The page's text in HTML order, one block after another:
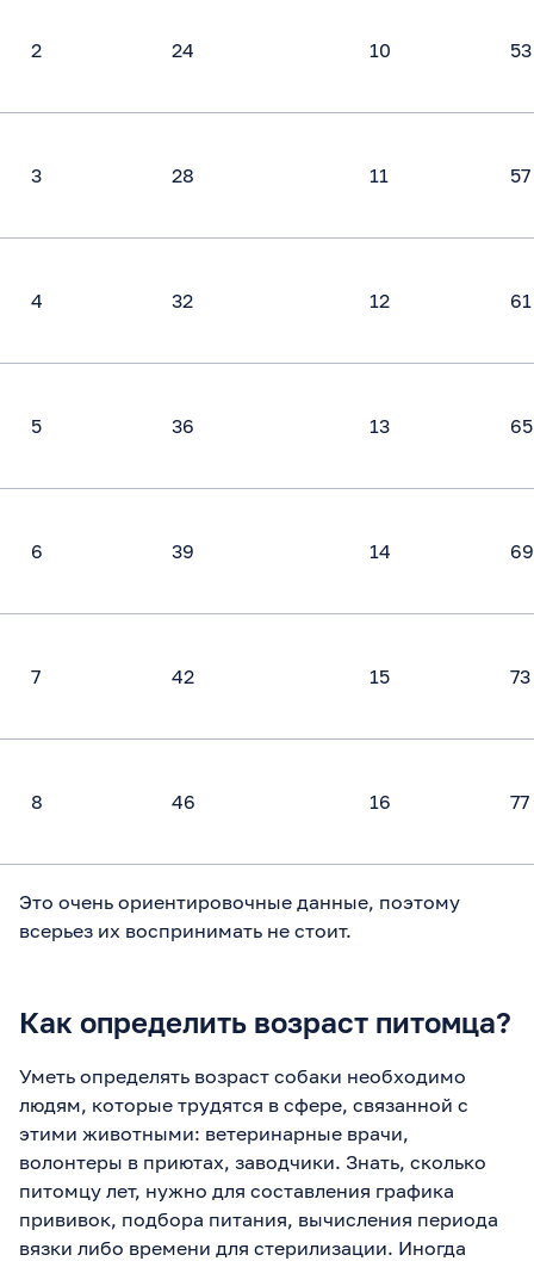
2 24 10 53
3 28 11 57
4 32 12 61
5 36 13 65
6 39 14 69
7 42 15 73
8 46 16 77
Это очень ориентировочные данные, поэтому
всерьез их воспринимать не стоит.
Как определить возраст питомца?
Уметь определять возраст собаки необходимо
людям, которые трудятся в сфере, связанной с
этими животными: ветеринарные врачи,
волонтеры в приютах, заводчики. Знать, сколько
питомцу лет, нужно для составления графика
прививок, подбора питания, вычисления периода
вязки либо времени для стерилизации. Иногда